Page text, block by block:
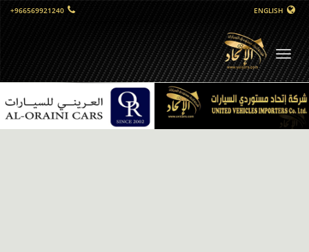
ENGLISH
+966569921240
التبديل
الملاحي